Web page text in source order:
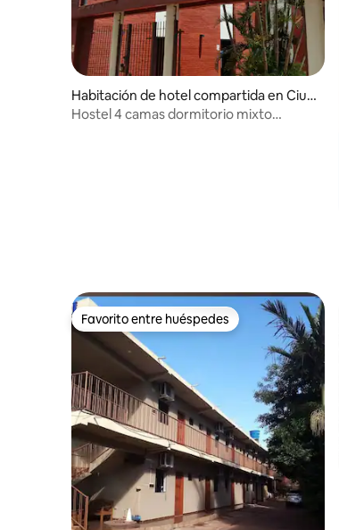
Habitación de hotel compartida en Ciud
ad del Este
Hostel 4 camas dormitorio mixto
Favorito entre huéspedes
Favorito entre huéspedes